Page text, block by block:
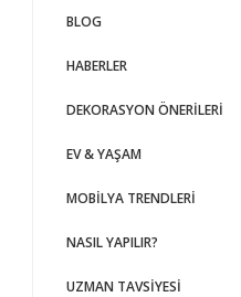
BLOG
HABERLER
DEKORASYON ÖNERILERI
EV & YAŞAM
MOBILYA TRENDLERI
NASIL YAPILIR?
UZMAN TAVSIYESI